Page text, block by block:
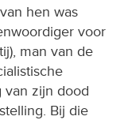
hen was
voor
man van de
van zijn dood
Bij die